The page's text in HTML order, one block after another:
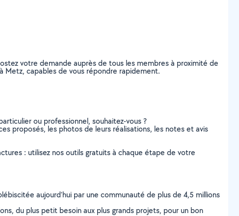
votre demande auprès de tous les membres à proximité de
Metz, capables de vous répondre rapidement.
ou professionnel, souhaitez-vous ?
proposés, les photos de leurs réalisations, les notes et avis
: utilisez nos outils gratuits à chaque étape de votre
aujourd’hui par une communauté de plus de 4,5 millions
du plus petit besoin aux plus grands projets, pour un bon